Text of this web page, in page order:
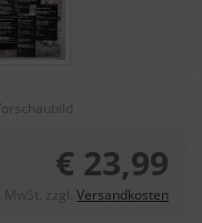
€ 23,99
MwSt. zzgl. Versandkosten